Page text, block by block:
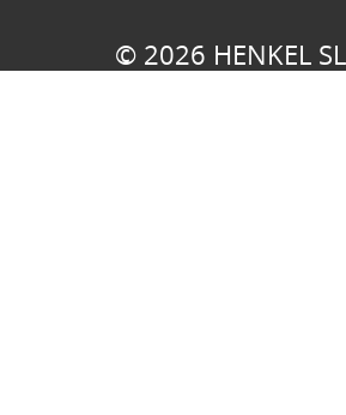
© 2026 HENKEL